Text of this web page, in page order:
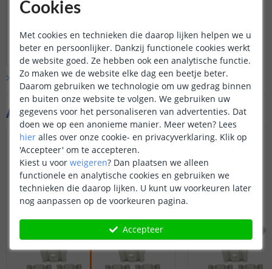
Aanvullende producten
ijzerzaagje op maat zagen. De afdekkap
een scherpe schaar.
Bekijk hele antwoord
Door Priscilla op woensdag 12 januari 2022
Bekijk alle Vraag & antwoord
Cookies
Met cookies en technieken die daarop lijken helpen we u
beter en persoonlijker. Dankzij functionele cookies werkt
de website goed. Ze hebben ook een analytische functie.
Zo maken we de website elke dag een beetje beter.
Daarom gebruiken we technologie om uw gedrag binnen
en buiten onze website te volgen. We gebruiken uw
gegevens voor het personaliseren van advertenties. Dat
doen we op een anonieme manier. Meer weten? Lees
hier alles over onze cookie- en privacyverklaring. Klik op
'Accepteer' om te accepteren.
Kiest u voor weigeren? Dan plaatsen we alleen
functionele en analytische cookies en gebruiken we
technieken die daarop lijken. U kunt uw voorkeuren later
nog aanpassen op de voorkeuren pagina.
Accepteer